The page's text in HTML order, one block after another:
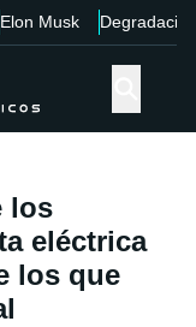
Elon Musk Degradación
los
eléctrica
los que